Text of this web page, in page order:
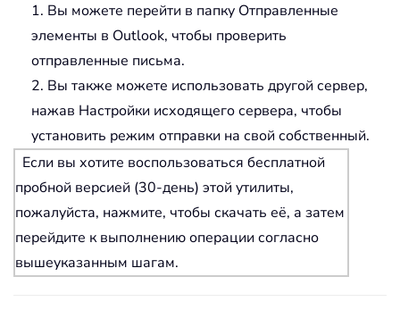
1. Вы можете перейти в папку Отправленные
элементы в Outlook, чтобы проверить
отправленные письма.
2. Вы также можете использовать другой сервер,
нажав Настройки исходящего сервера, чтобы
установить режим отправки на свой собственный.
Если вы хотите воспользоваться бесплатной
пробной версией (30-день) этой утилиты,
пожалуйста, нажмите, чтобы скачать её, а затем
перейдите к выполнению операции согласно
вышеуказанным шагам.